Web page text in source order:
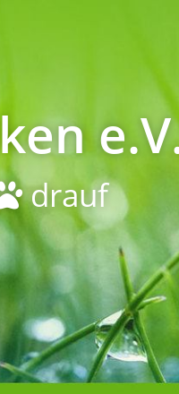
drauf